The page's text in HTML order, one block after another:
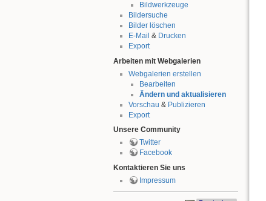
Bildwerkzeuge
Bildersuche
Bilder löschen
E-Mail & Drucken
Export
Arbeiten mit Webgalerien
Webgalerien erstellen
Bearbeiten
Ändern und aktualisieren
Vorschau & Publizieren
Export
Unsere Community
Twitter
Facebook
Kontaktieren Sie uns
Impressum